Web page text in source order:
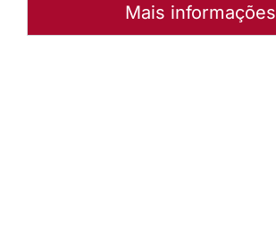
Mais informações